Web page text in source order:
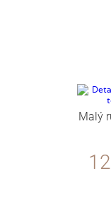
Malý